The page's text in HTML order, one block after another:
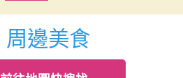
邊美食